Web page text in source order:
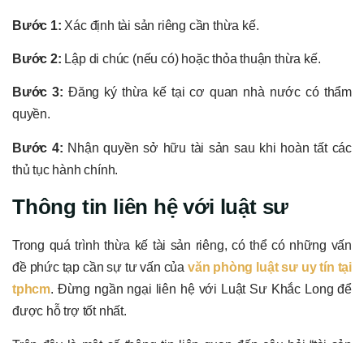
Bước 1: Xác định tài sản riêng cần thừa kế.
Bước 2: Lập di chúc (nếu có) hoặc thỏa thuận thừa kế.
Bước 3: Đăng ký thừa kế tại cơ quan nhà nước có thẩm
quyền.
Bước 4: Nhận quyền sở hữu tài sản sau khi hoàn tất các
thủ tục hành chính.
Thông tin liên hệ với luật sư
Trong quá trình thừa kế tài sản riêng, có thể có những vấn
đề phức tạp cần sự tư vấn của văn phòng luật sư uy tín tại
tphcm. Đừng ngần ngại liên hệ với Luật Sư Khắc Long để
được hỗ trợ tốt nhất.